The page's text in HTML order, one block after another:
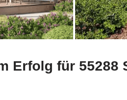
Erfolg für 55288